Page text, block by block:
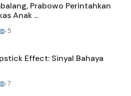
Prabowo Perintahkan
Anak ...
5
Effect: Sinyal Bahaya
7